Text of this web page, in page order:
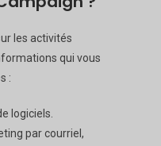
les activités
qui vous
:
logiciels.
par courriel,